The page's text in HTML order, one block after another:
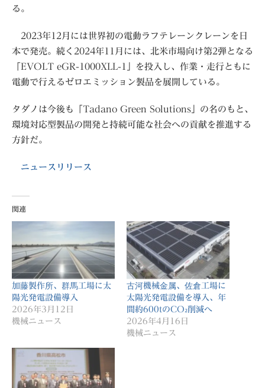
る。
2023年12月には世界初の電動ラフテレーンクレーンを日
本で発売。続く2024年11月には、北米市場向け第2弾となる
「EVOLT eGR-1000XLL-1」を投入し、作業・走行ともに
電動で行えるゼロエミッション製品を展開している。
タダノは今後も「Tadano Green Solutions」の名のもと、
環境対応型製品の開発と持続可能な社会への貢献を推進する
方針だ。
ニュースリリース
関連
加藤製作所、群馬工場に太
陽光発電設備導入
2026年3月12日
機械ニュース
古河機械金属、佐倉工場に
太陽光発電設備を導入、年
間約600tのCO₂削減へ
2026年4月16日
機械ニュース